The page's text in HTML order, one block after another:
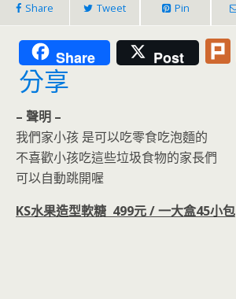
Share Tweet Pin
Share Post
分享
– 聲明 –
我們家小孩 是可以吃零食吃泡麵的
不喜歡小孩吃這些垃圾食物的家長們
可以自動跳開喔
KS水果造型軟糖 499元 / 一大盒45小包